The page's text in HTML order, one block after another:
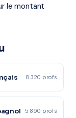
le montant
8 320 profs
5 890 profs